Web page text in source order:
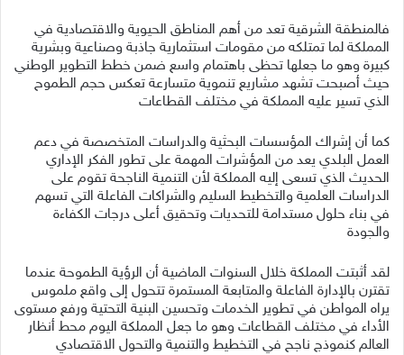
فالمنطقة الشرقية تعد من أهم المناطق الحيوية والاقتصادية في
المملكة لما تمتلكه من مقومات استثمارية جاذبة وصناعية وبشرية
كبيرة وهو ما جعلها تحظى باهتمام واسع ضمن خطط التطوير الوطني
حيث أصبحت تشهد مشاريع تنموية متسارعة تعكس حجم الطموح
الذي تسير عليه المملكة في مختلف القطاعات
كما أن إشراك المؤسسات البحثية والدراسات المتخصصة في دعم
العمل البلدي يعد من المؤشرات المهمة على تطور الفكر الإداري
الحديث الذي تسعى إليه المملكة لأن التنمية الناجحة تقوم على
الدراسات العلمية والتخطيط السليم والشراكات الفاعلة التي تسهم
في بناء حلول مستدامة للتحديات وتحقيق أعلى درجات الكفاءة
والجودة
لقد أثبتت المملكة خلال السنوات الماضية أن الرؤية الطموحة عندما
تقترن بالإدارة الفاعلة والمتابعة المستمرة تتحول إلى واقع ملموس
يراه المواطن في تطوير الخدمات وتحسين البنية التحتية ورفع مستوى
الأداء في مختلف القطاعات وهو ما جعل المملكة اليوم محط أنظار
العالم كنموذج ناجح في التخطيط والتنمية والتحول الاقتصادي